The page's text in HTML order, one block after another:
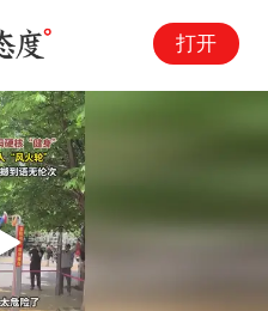
打开
Play